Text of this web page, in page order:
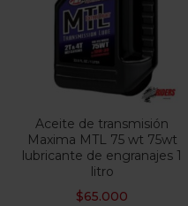
Aceite de transmisión
Maxima MTL 75 wt 75wt
lubricante de engranajes 1
litro
$65.000